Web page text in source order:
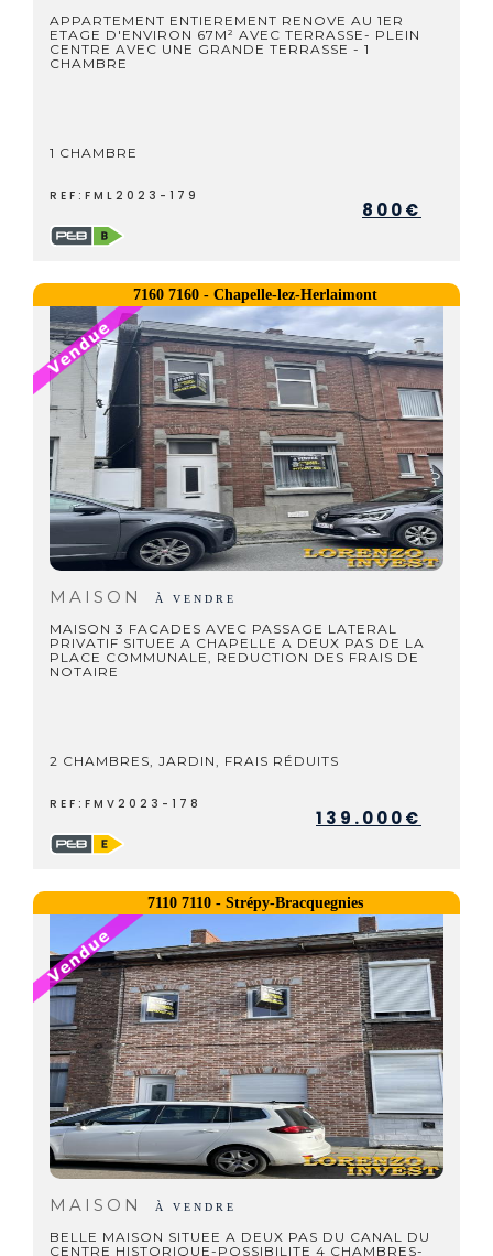
APPARTEMENT ENTIEREMENT RENOVE AU 1ER
ETAGE D'ENVIRON 67M² AVEC TERRASSE- PLEIN
CENTRE AVEC UNE GRANDE TERRASSE - 1
CHAMBRE
1 CHAMBRE
REF:FML2023-179
800€
7160 7160 - Chapelle-lez-Herlaimont
MAISON À VENDRE
MAISON 3 FACADES AVEC PASSAGE LATERAL
PRIVATIF SITUEE A CHAPELLE A DEUX PAS DE LA
PLACE COMMUNALE, REDUCTION DES FRAIS DE
NOTAIRE
2 CHAMBRES, JARDIN, FRAIS RÉDUITS
REF:FMV2023-178
139.000€
7110 7110 - Strépy-Bracquegnies
MAISON À VENDRE
BELLE MAISON SITUEE A DEUX PAS DU CANAL DU
CENTRE HISTORIQUE-POSSIBILITE 4 CHAMBRES-